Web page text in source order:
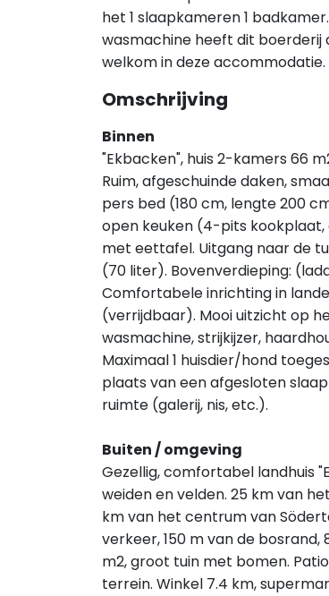
het 1 slaapkameren 1
wasmachine heeft dit boerderij
welkom in deze accommodatie.
Omschrijving
Binnen
"Ekbacken", huis 2-kamers 66
Ruim, afgeschuinde daken,
pers bed (180 cm, lengte 200
open keuken (4-pits
met eettafel. Uitgang naar de
(70 liter). Bovenverdieping:
Comfortabele inrichting in
(verrijdbaar). Mooi uitzicht op
wasmachine, strijkijzer,
Maximaal 1 huisdier/hond
plaats van een afgesloten
ruimte (galerij, nis, etc.).
Buiten / omgeving
Gezellig, comfortabel landhuis
weiden en velden. 25 km van
km van het centrum van
verkeer, 150 m van de
m2, groot tuin met bomen.
terrein. Winkel 7.4 km,